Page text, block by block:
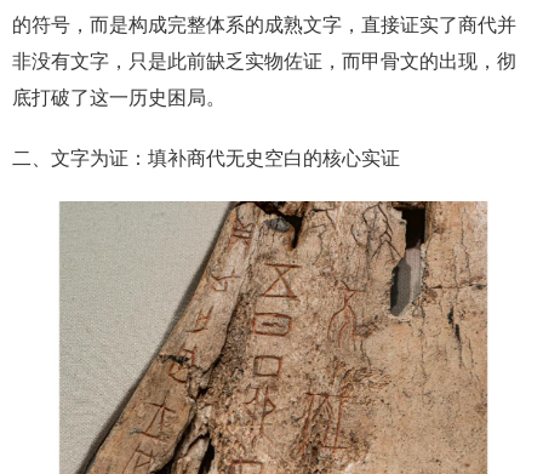
的符号，而是构成完整体系的成熟文字，直接证实了商代并
非没有文字，只是此前缺乏实物佐证，而甲骨文的出现，彻
底打破了这一历史困局。
二、文字为证：填补商代无史空白的核心实证